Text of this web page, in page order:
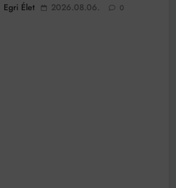
Egri Élet 2026.08.06. 0